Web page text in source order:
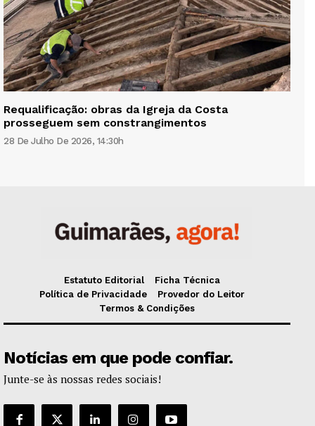
Requalificação: obras da Igreja da Costa
prosseguem sem constrangimentos
28 De Julho De 2026, 14:30h
Estatuto Editorial
Ficha Técnica
Política de Privacidade
Provedor do Leitor
Termos & Condições
Notícias em que pode confiar.
Junte-se às nossas redes sociais!